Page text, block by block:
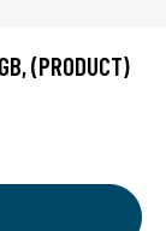
(PRODUCT)